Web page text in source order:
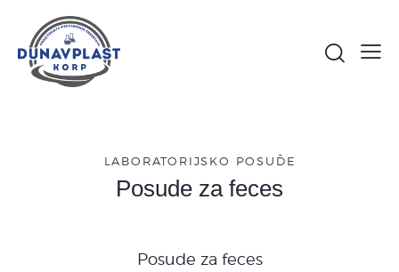
LABORATORIJSKO POSUĐE
Posude za feces
Posude za feces